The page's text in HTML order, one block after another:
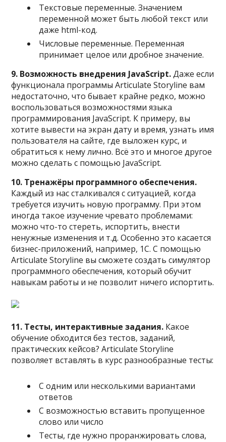
Текстовые переменные. Значением
переменной может быть любой текст или
даже html-код.
Числовые переменные. Переменная
принимает целое или дробное значение.
9. Возможность внедрения JavaScript.Даже если
функционала программы Articulate Storyline вам
недостаточно, что бывает крайне редко, можно
воспользоваться возможностями языка
программирования JavaScript. К примеру, вы
хотите вывести на экран дату и время, узнать имя
пользователя на сайте, где выложен курс, и
обратиться к нему лично. Всё это и многое другое
можно сделать с помощью JavaScript.
10. Тренажёры программного обеспечения.
Каждый из нас сталкивался с ситуацией, когда
требуется изучить новую программу. При этом
иногда такое изучение чревато проблемами:
можно что-то стереть, испортить, внести
ненужные изменения и т.д. Особенно это касается
бизнес-приложений, например, 1С. С помощью
Articulate Storyline вы сможете создать симулятор
программного обеспечения, который обучит
навыкам работы и не позволит ничего испортить.
11. Тесты, интерактивные задания. Какое
обучение обходится без тестов, заданий,
практических кейсов? Articulate Storyline
позволяет вставлять в курс разнообразные тесты:
С одним или несколькими вариантами
ответов
С возможностью вставить пропущенное
слово или число
Тесты, где нужно проранжировать слова,